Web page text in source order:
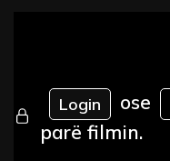
Login ose
parë filmin.